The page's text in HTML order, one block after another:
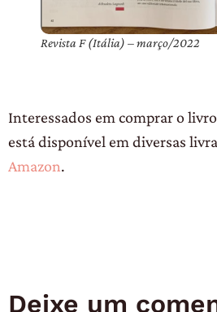
Revista F (Itália) – março/2022
Interessados em comprar o
está disponível em diversas
Amazon.
Deixe um